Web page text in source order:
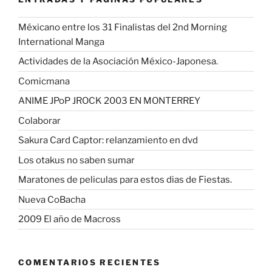
Méxicano entre los 31 Finalistas del 2nd Morning
International Manga
Actividades de la Asociación México-Japonesa.
Comicmana
ANIME JPoP JROCK 2003 EN MONTERREY
Colaborar
Sakura Card Captor: relanzamiento en dvd
Los otakus no saben sumar
Maratones de peliculas para estos dias de Fiestas.
Nueva CoBacha
2009 El año de Macross
COMENTARIOS RECIENTES